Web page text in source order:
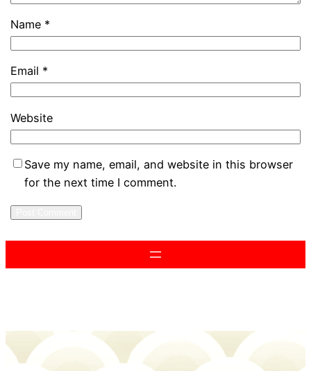
Name *
Email *
Website
Save my name, email, and website in this browser
for the next time I comment.